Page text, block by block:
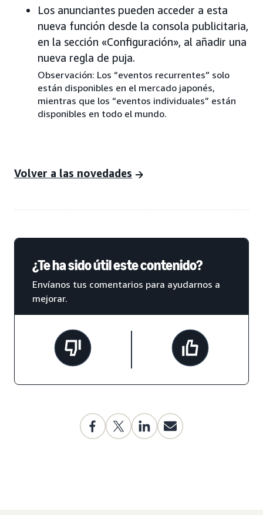
Los anunciantes pueden acceder a esta
nueva función desde la consola publicitaria,
en la sección «Configuración», al añadir una
nueva regla de puja.
Observación: Los “eventos recurrentes” solo
están disponibles en el mercado japonés,
mientras que los “eventos individuales” están
disponibles en todo el mundo.
Volver a las novedades
¿Te ha sido útil este contenido?
Envíanos tus comentarios para ayudarnos a
mejorar.